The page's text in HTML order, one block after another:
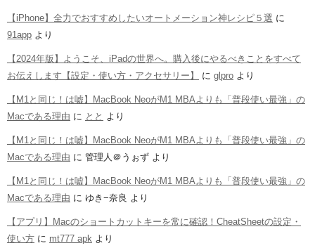
【iPhone】全力でおすすめしたいオートメーション神レシピ５選 に
91app より
【2024年版】ようこそ、iPadの世界へ。購入後にやるべきことをすべて
お伝えします【設定・使い方・アクセサリー】
に glpro より
【M1と同じ！は嘘】MacBook NeoがM1 MBAよりも「普段使い最強」の
Macである理由 に とと より
【M1と同じ！は嘘】MacBook NeoがM1 MBAよりも「普段使い最強」の
Macである理由 に 管理人＠うぉず より
【M1と同じ！は嘘】MacBook NeoがM1 MBAよりも「普段使い最強」の
Macである理由 に ゆき−奈良 より
【アプリ】Macのショートカットキーを常に確認！CheatSheetの設定・
使い方 に mt777 apk より